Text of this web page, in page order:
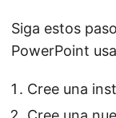
Siga estos
PowerPoint
Cree una